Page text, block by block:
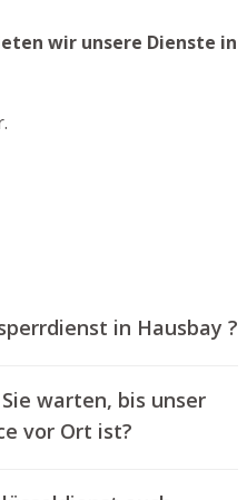
wir unsere Dienste in
Was kostet unser Aufsperrdienst in Hausbay ?
zum Beispiel der
Dauer der Arbeiten und
Wir bieten
vor Ort ist?
vor Ort. Die reelle